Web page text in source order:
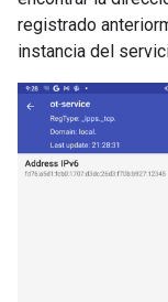
registrado
instancia del